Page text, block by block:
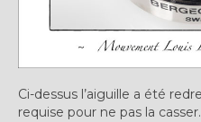
Ci-dessus l’aiguille a été
requise pour ne pas la casser.